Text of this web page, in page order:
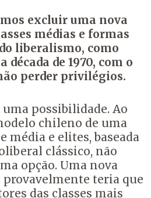
excluir uma nova
médias e formas
liberalismo, como
de 1970, com o
perder privilégios.
uma possibilidade. Ao
chileno de uma
média e elites, baseada
clássico, não
opção. Uma nova
teria que
das classes mais